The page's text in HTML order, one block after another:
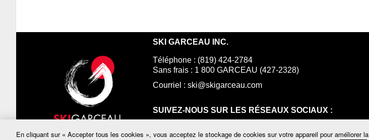
SKI GARCEAU INC.
Téléphone : (819) 424-2784
Sans frais : 1 800 GARCEAU (427-2328)
Courriel : ski@skigarceau.com
SUIVEZ-NOUS SUR LES RÉSEAUX SOCIAUX :
En cliquant sur « Accepter tous les cookies », vous acceptez le stockage de cookies sur votre appareil pour améliorer la